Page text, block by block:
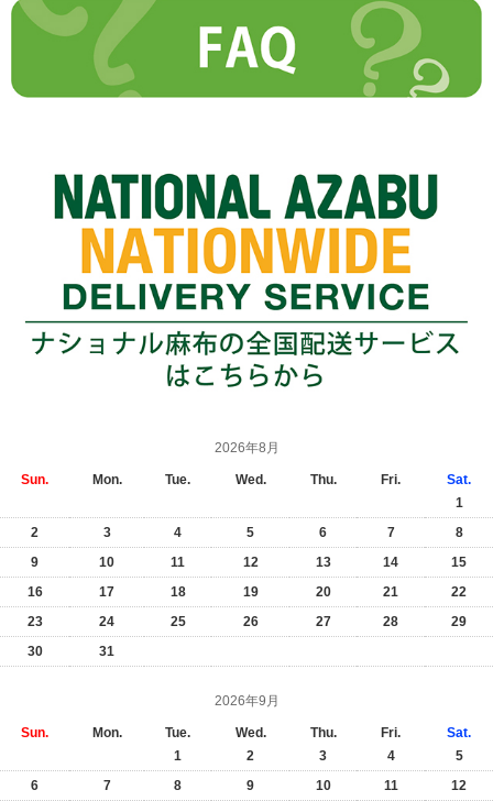
2026年8月
Sun. Mon. Tue. Wed. Thu. Fri.
Sat.
1
2
3 4 5 6 7
8
9
10 11 12 13 14
15
16
17 18 19 20 21
22
23
24 25 26 27 28
29
30
31
2026年9月
Sun. Mon. Tue. Wed. Thu. Fri.
Sat.
1
2 3 4
5
6
7 8 9 10 11 12